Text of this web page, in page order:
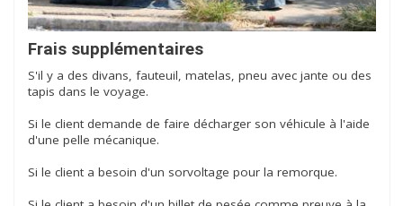
Frais supplémentaires
S'il y a des divans, fauteuil, matelas, pneu avec jante ou des
tapis dans le voyage.
Si le client demande de faire décharger son véhicule à l'aide
d'une pelle mécanique.
Si le client a besoin d'un sorvoltage pour la remorque.